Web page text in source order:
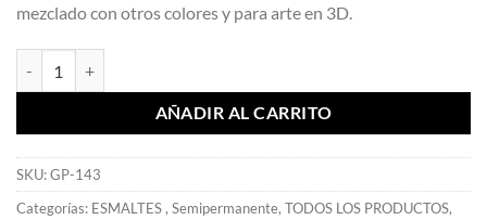
mezclado con otros colores y para arte en 3D.
AÑADIR AL CARRITO
SKU:GP-143
Categorías: ESMALTES, Semipermanente, TODOS LOS PRODUCTOS,